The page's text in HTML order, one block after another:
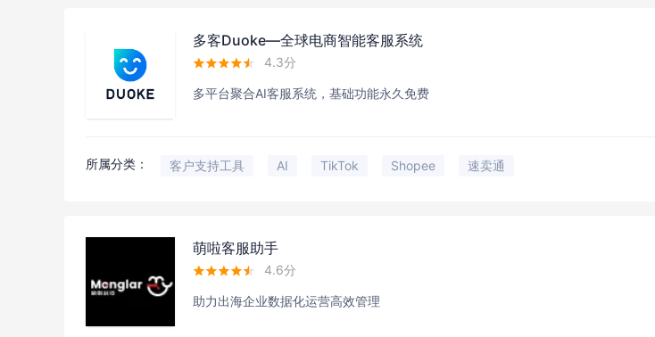
多客Duoke—全球电商智能客服系统
 4.3分
多平台聚合AI客服系统，基础功能永久免费
所属分类： 客户支持工具 AI TikTok Shopee 速卖通
萌啦客服助手
 4.6分
助力出海企业数据化运营高效管理